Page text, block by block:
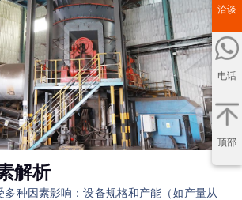
解析
种因素影响：设备规格和产能（如产量从
洽谈
电话
顶部